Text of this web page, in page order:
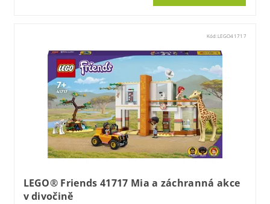
Kód:LEGO41717
LEGO® Friends 41717 Mia a záchranná akce
v divočině